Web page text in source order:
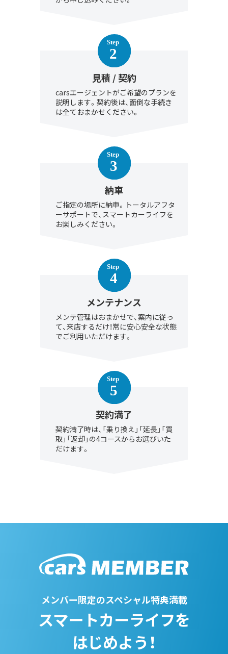
見積 / 契約
carsエージェントがご希望のプランを
説明します。契約後は、面倒な手続き
は全ておまかせください。
納車
ご指定の場所に納車。トータルアフタ
ーサポートで、スマートカーライフを
お楽しみください。
メンテナンス
メンテ管理はおまかせで、案内に従っ
て、来店するだけ！常に安心安全な状態
でご利用いただけます。
契約満了
契約満了時は、「乗り換え」「延長」「買
取」「返却」の4コースからお選びいた
だけます。
メンバー限定のスペシャル特典満載
スマートカーライフを
はじめよう！